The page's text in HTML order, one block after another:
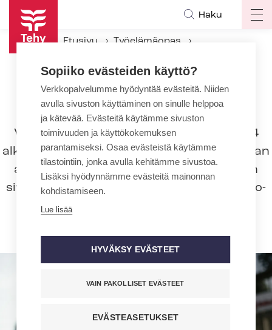
Hyppää
pääsisältöön
Haku
Etusivu
Työelämäopas
Vuorotteluvapaa
Vuorotteluvapaa
Vuorotteluvapaa on lakkautettu 1.8.2024
alkaen, eikä tämän jälkeen vuorotteluvapaan
aloittaminen ole enää mahdollista. Tämän
sivun mukaisia menettelyjä sovelletaan vuo­
rot­te­lu­va­pai­siin, jotka on aloitettu
Sopiiko evästeiden käyttö?
Verkkopalvelumme hyödyntää evästeitä. Niiden
avulla sivuston käyttäminen on sinulle helppoa
ja kätevää. Evästeitä käytämme sivuston
toimivuuden ja käyttökokemuksen
parantamiseksi. Osaa evästeistä käytämme
tilastointiin, jonka avulla kehitämme sivustoa.
Lisäksi hyödynnämme evästeitä mainonnan
kohdistamiseen.
Lue lisää
HYVÄKSY EVÄSTEET
VAIN PAKOLLISET EVÄSTEET
EVÄSTEASETUKSET